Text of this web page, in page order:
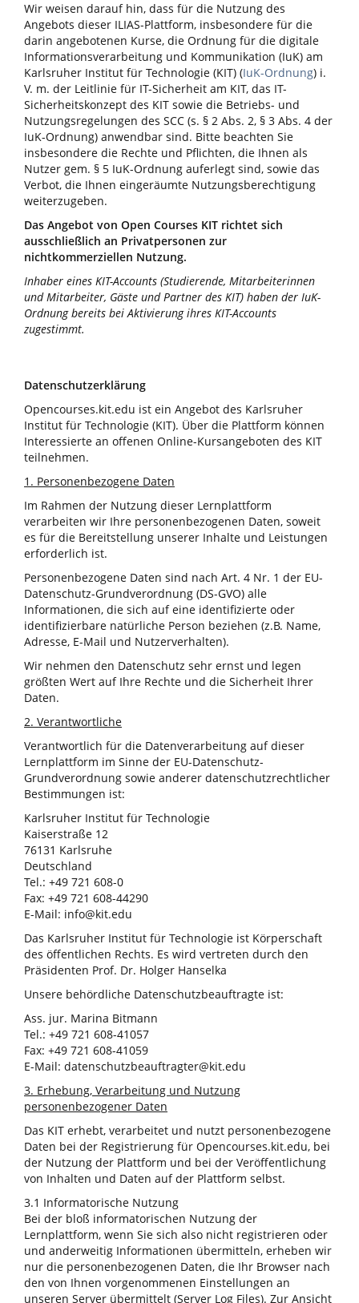
Wir weisen darauf hin, dass für die Nutzung des
Angebots dieser ILIAS-Plattform, insbesondere für die
darin angebotenen Kurse, die Ordnung für die digitale
Informationsverarbeitung und Kommunikation (IuK) am
Karlsruher Institut für Technologie (KIT) (IuK-Ordnung) i.
V. m. der Leitlinie für IT-Sicherheit am KIT, das IT-
Sicherheitskonzept des KIT sowie die Betriebs- und
Nutzungsregelungen des SCC (s. § 2 Abs. 2, § 3 Abs. 4 der
IuK-Ordnung) anwendbar sind. Bitte beachten Sie
insbesondere die Rechte und Pflichten, die Ihnen als
Nutzer gem. § 5 IuK-Ordnung auferlegt sind, sowie das
Verbot, die Ihnen eingeräumte Nutzungsberechtigung
weiterzugeben.
Das Angebot von Open Courses KIT richtet sich
ausschließlich an Privatpersonen zur
nichtkommerziellen Nutzung.
Inhaber eines KIT-Accounts (Studierende, Mitarbeiterinnen
und Mitarbeiter, Gäste und Partner des KIT) haben der IuK-
Ordnung bereits bei Aktivierung ihres KIT-Accounts
zugestimmt.
Datenschutzerklärung
Opencourses.kit.edu ist ein Angebot des Karlsruher
Institut für Technologie (KIT). Über die Plattform können
Interessierte an offenen Online-Kursangeboten des KIT
teilnehmen.
1. Personenbezogene Daten
Im Rahmen der Nutzung dieser Lernplattform
verarbeiten wir Ihre personenbezogenen Daten, soweit
es für die Bereitstellung unserer Inhalte und Leistungen
erforderlich ist.
Personenbezogene Daten sind nach Art. 4 Nr. 1 der EU-
Datenschutz-Grundverordnung (DS-GVO) alle
Informationen, die sich auf eine identifizierte oder
identifizierbare natürliche Person beziehen (z.B. Name,
Adresse, E-Mail und Nutzerverhalten).
Wir nehmen den Datenschutz sehr ernst und legen
größten Wert auf Ihre Rechte und die Sicherheit Ihrer
Daten.
2. Verantwortliche
Verantwortlich für die Datenverarbeitung auf dieser
Lernplattform im Sinne der EU-Datenschutz-
Grundverordnung sowie anderer datenschutzrechtlicher
Bestimmungen ist:
Karlsruher Institut für Technologie
Kaiserstraße 12
76131 Karlsruhe
Deutschland
Tel.: +49 721 608-0
Fax: +49 721 608-44290
E-Mail: info@kit.edu
Das Karlsruher Institut für Technologie ist Körperschaft
des öffentlichen Rechts. Es wird vertreten durch den
Präsidenten Prof. Dr. Holger Hanselka
Unsere behördliche Datenschutzbeauftragte ist:
Ass. jur. Marina Bitmann
Tel.: +49 721 608-41057
Fax: +49 721 608-41059
E-Mail: datenschutzbeauftragter@kit.edu
3. Erhebung, Verarbeitung und Nutzung
personenbezogener Daten
Das KIT erhebt, verarbeitet und nutzt personenbezogene
Daten bei der Registrierung für Opencourses.kit.edu, bei
der Nutzung der Plattform und bei der Veröffentlichung
von Inhalten und Daten auf der Plattform selbst.
3.1 Informatorische Nutzung
Bei der bloß informatorischen Nutzung der
Lernplattform, wenn Sie sich also nicht registrieren oder
und anderweitig Informationen übermitteln, erheben wir
nur die personenbezogenen Daten, die Ihr Browser nach
den von Ihnen vorgenommenen Einstellungen an
unseren Server übermittelt (Server Log Files). Zur Ansicht